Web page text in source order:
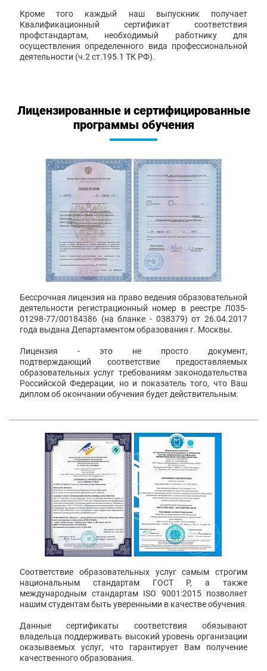
Кроме того каждый наш выпускник получает
Квалификационный сертификат соответствия
профстандартам, необходимый работнику для
осуществления определенного вида профессиональной
деятельности (ч.2 ст.195.1 ТК РФ).
Лицензированные и сертифицированные
программы обучения
Бессрочная лицензия на право ведения образовательной
деятельности регистрационный номер в реестре Л035-
01298-77/00184386 (на бланке - 038379) от 26.04.2017
года выдана Департаментом образования г. Москвы.
Лицензия - это не просто документ,
подтверждающий соответствие предоставляемых
образовательных услуг требованиям законодательства
Российской Федерации, но и показатель того, что Ваш
диплом об окончании обучения будет действительным.
Соответствие образовательных услуг самым строгим
национальным стандартам ГОСТ Р, а также
международным стандартам ISO 9001:2015 позволяет
нашим студентам быть уверенными в качестве обучения.
Данные сертификаты соответствия обязывают
владельца поддерживать высокий уровень организации
оказываемых услуг, что гарантирует Вам получение
качественного образования.